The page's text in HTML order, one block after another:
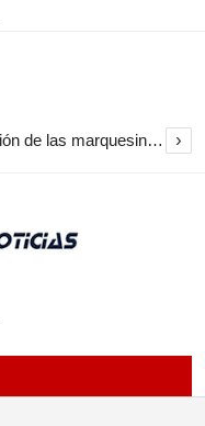
El Ayuntamiento inicia la restauración de las marquesinas de Plaza Esteve para volver a instalarlas en el centro de Jerez ›